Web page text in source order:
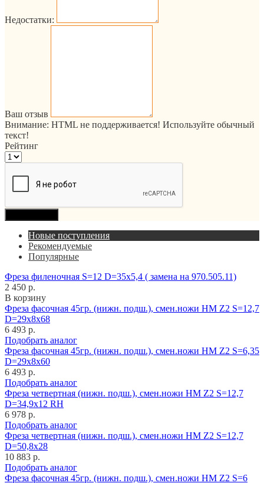
Недостатки:
Ваш отзыв
Внимание: HTML не поддерживается! Используйте обычный
текст!
Рейтинг
Новые поступления
Рекомендуемые
Популярные
Фреза филеночная S=12 D=35x5,4 ( замена на 970.505.11)
2 450 р.
В корзину
Фреза фасочная 45гр. (нижн. подш.), смен.ножи HM Z2 S=12,7
D=29x8x68
6 493 р.
Подобрать аналог
Фреза фасочная 45гр. (нижн. подш.), смен.ножи HM Z2 S=6,35
D=29x8x60
6 493 р.
Подобрать аналог
Фреза четвертная (нижн. подш.), смен.ножи HM Z2 S=12,7
D=34,9x12 RH
6 978 р.
Подобрать аналог
Фреза четвертная (нижн. подш.), смен.ножи HM Z2 S=12,7
D=50,8x28
10 883 р.
Подобрать аналог
Фреза фасочная 45гр. (нижн. подш.), смен.ножи HM Z2 S=6